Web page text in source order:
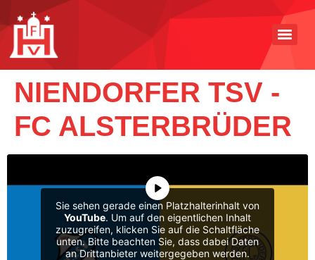
NIENDORFER TSV -
FC ALSTERBRÜDER
Sie sehen gerade einen Platzhalterinhalt von
YouTube. Um auf den eigentlichen Inhalt
zuzugreifen, klicken Sie auf die Schaltfläche
unten. Bitte beachten Sie, dass dabei Daten
an Drittanbieter weitergegeben werden.